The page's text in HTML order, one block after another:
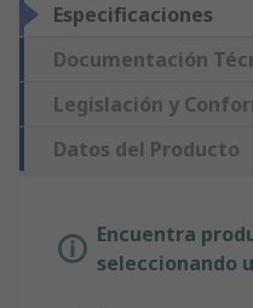
Especificaciones
Documentación
Legislación y
Datos del Producto
Encuentra
seleccionando